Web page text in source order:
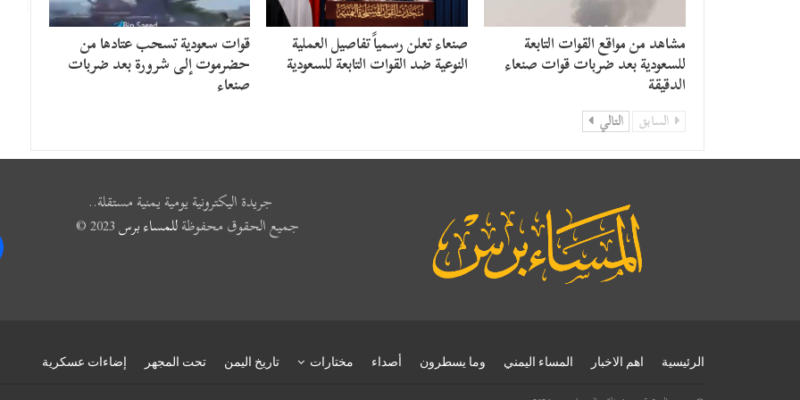
مشاهد من مواقع القوات التابعة
للسعودية بعد ضربات قوات صنعاء
الدقيقة
صنعاء تعلن رسمياً تفاصيل العملية
النوعية ضد القوات التابعة للسعودية
قوات سعودية تسحب عتادها من
حضرموت إلى شرورة بعد ضربات
صنعاء
السابق التالي
جريدة اليكترونية يومية يمنية مستقلة..
جميع الحقوق محفوظةللمساء برس
الرئيسية اهم الاخبار المساء اليمني وما يسطرون أصداء مختارات تاريخ اليمن تحت المجهر إضاءات عسكرية